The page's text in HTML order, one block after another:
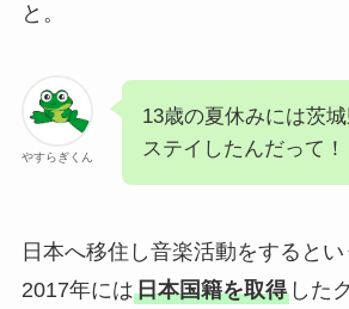
と。
やすらぎくん
13歳の夏休みには茨
ステイしたんだって！
日本へ移住し音楽活動をするとい
2017年には日本国籍を取得した